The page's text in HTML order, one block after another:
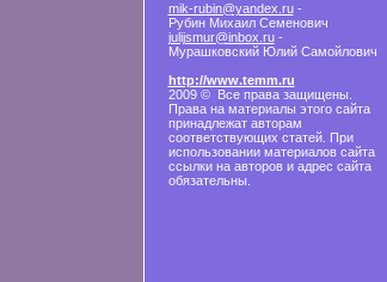
mik-rubin@yandex.ru-
Рубин Михаил Семенович
julijsmur@inbox.ru-
Мурашковский Юлий Самойлович
http://www.temm.ru
2009 © Все права защищены.
Права на материалы этого сайта
принадлежат авторам
соответствующих статей. При
использовании материалов сайта
ссылки на авторов и адрес сайта
обязательны.